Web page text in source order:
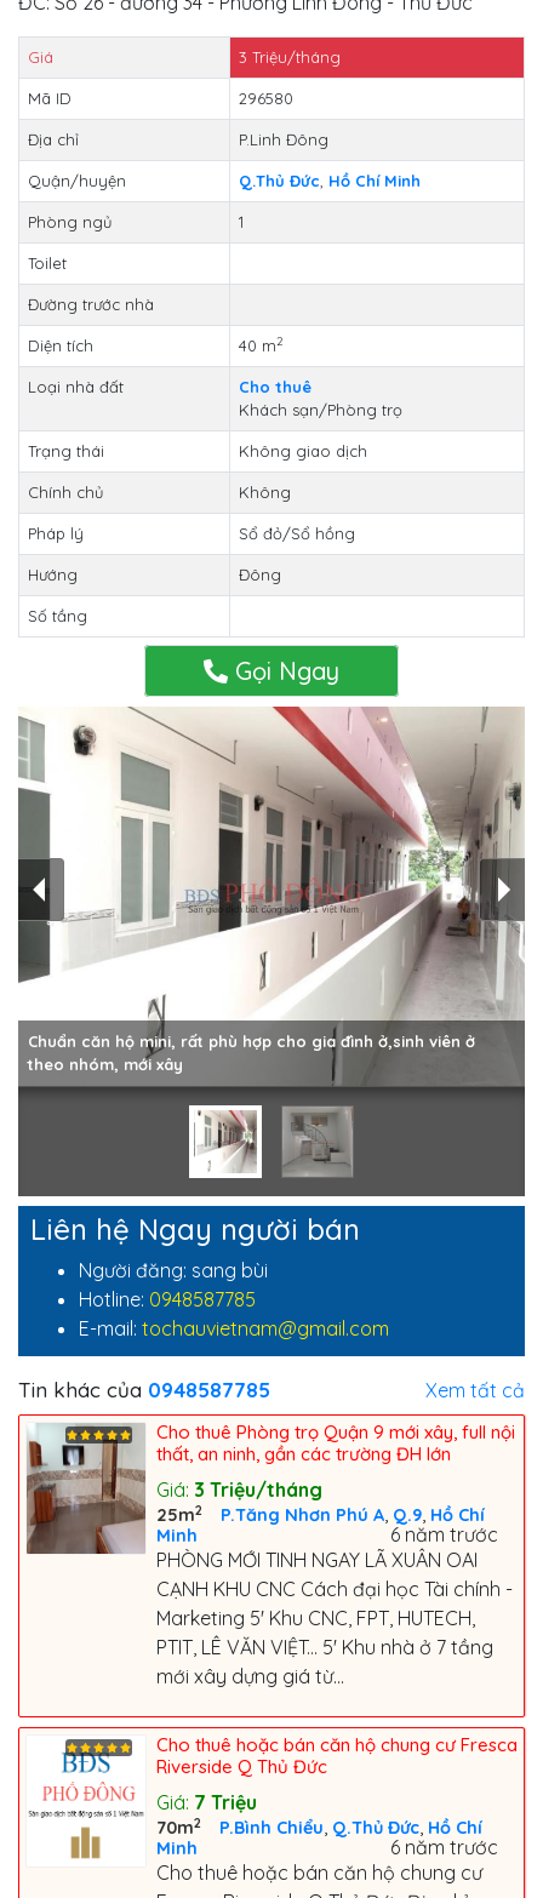
Giá 3 Triệu/tháng
Mã ID 296580
Địa chỉ P.Linh Đông
Quận/huyện Q.Thủ Đức Hồ Chí Minh
Phòng ngủ 1
Toilet
Đường trước nhà
Diện tích 40 m2
Loại nhà đất
Cho thuê
Khách sạn/Phòng trọ
Trạng thái Không giao dịch
Chính chủ Không
Pháp lý Sổ đỏ/Sổ hồng
Hướng Đông
Số tầng
Gọi Ngay
Chuẩn căn hộ mini, rất phù hợp cho gia đình ở,sinh viên ở
theo nhóm, mới xây
Liên hệ Ngay người bán
Người đăng: sang bùi
Hotline: 0948587785
E-mail: tochauvietnam@gmail.com
Tin khác của 0948587785 Xem tất cả
Cho thuê Phòng trọ Quận 9 mới xây, full nội
thất, an ninh, gần các trường ĐH lớn
Giá: 3 Triệu/tháng
25m2 P.Tăng Nhơn Phú A, Q.9, Hồ Chí
Minh
6 năm trước
PHÒNG MỚI TINH NGAY LÃ XUÂN OAI
CẠNH KHU CNC Cách đại học Tài chính -
Marketing 5' Khu CNC, FPT, HUTECH,
PTIT, LÊ VĂN VIỆT... 5' Khu nhà ở 7 tầng
mới xây dựng giá từ...
Cho thuê hoặc bán căn hộ chung cư Fresca
Riverside Q Thủ Đức
Giá: 7 Triệu
70m2 P.Bình Chiểu, Q.Thủ Đức, Hồ Chí
Minh
6 năm trước
Cho thuê hoặc bán căn hộ chung cư